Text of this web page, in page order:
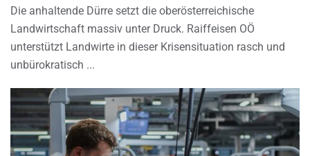
Die anhaltende Dürre setzt die oberösterreichische
Landwirtschaft massiv unter Druck. Raiffeisen OÖ
unterstützt Landwirte in dieser Krisensituation rasch und
unbürokratisch